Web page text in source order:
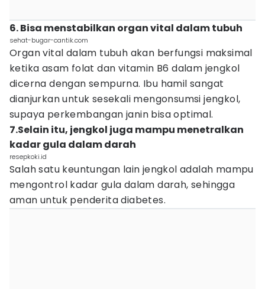
6. Bisa menstabilkan organ vital dalam tubuh
sehat-bugar-cantik.com
Organ vital dalam tubuh akan berfungsi maksimal
ketika asam folat dan vitamin B6 dalam jengkol
dicerna dengan sempurna. Ibu hamil sangat
dianjurkan untuk sesekali mengonsumsi jengkol,
supaya perkembangan janin bisa optimal.
7.Selain itu, jengkol juga mampu menetralkan
kadar gula dalam darah
resepkoki.id
Salah satu keuntungan lain jengkol adalah mampu
mengontrol kadar gula dalam darah, sehingga
aman untuk penderita diabetes.